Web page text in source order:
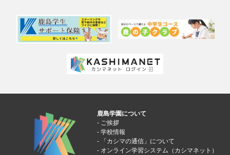
鹿島学園について
ご挨拶
学校情報
「カシマの通信」について
オンライン学習システム（カシマネット）